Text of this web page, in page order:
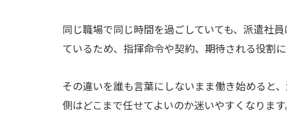
同じ職場で同じ時間を過ごしていても、派遣社
ているため、指揮命令や契約、期待される役割に
その違いを誰も言葉にしないまま働き始めると
側はどこまで任せてよいのか迷いやすくなります